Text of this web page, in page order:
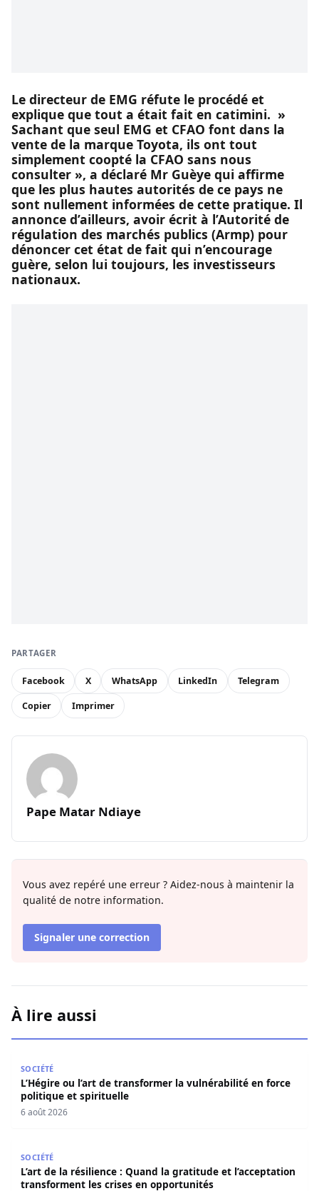
Le directeur de EMG réfute le procédé et
explique que tout a était fait en catimini. »
Sachant que seul EMG et CFAO font dans la
vente de la marque Toyota, ils ont tout
simplement coopté la CFAO sans nous
consulter », a déclaré Mr Guèye qui affirme
que les plus hautes autorités de ce pays ne
sont nullement informées de cette pratique. Il
annonce d’ailleurs, avoir écrit à l’Autorité de
régulation des marchés publics (Armp) pour
dénoncer cet état de fait qui n’encourage
guère, selon lui toujours, les investisseurs
nationaux.
PARTAGER
Facebook X WhatsApp LinkedIn Telegram
Copier Imprimer
Pape Matar Ndiaye
Vous avez repéré une erreur ? Aidez-nous à maintenir la
qualité de notre information.
Signaler une correction
À lire aussi
SOCIÉTÉ
L’Hégire ou l’art de transformer la vulnérabilité en force
politique et spirituelle
6 août 2026
SOCIÉTÉ
L’art de la résilience : Quand la gratitude et l’acceptation
transforment les crises en opportunités